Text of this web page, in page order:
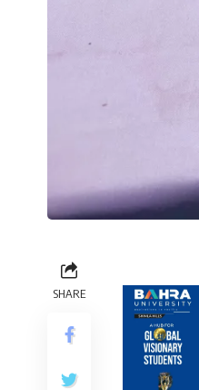
SHARE